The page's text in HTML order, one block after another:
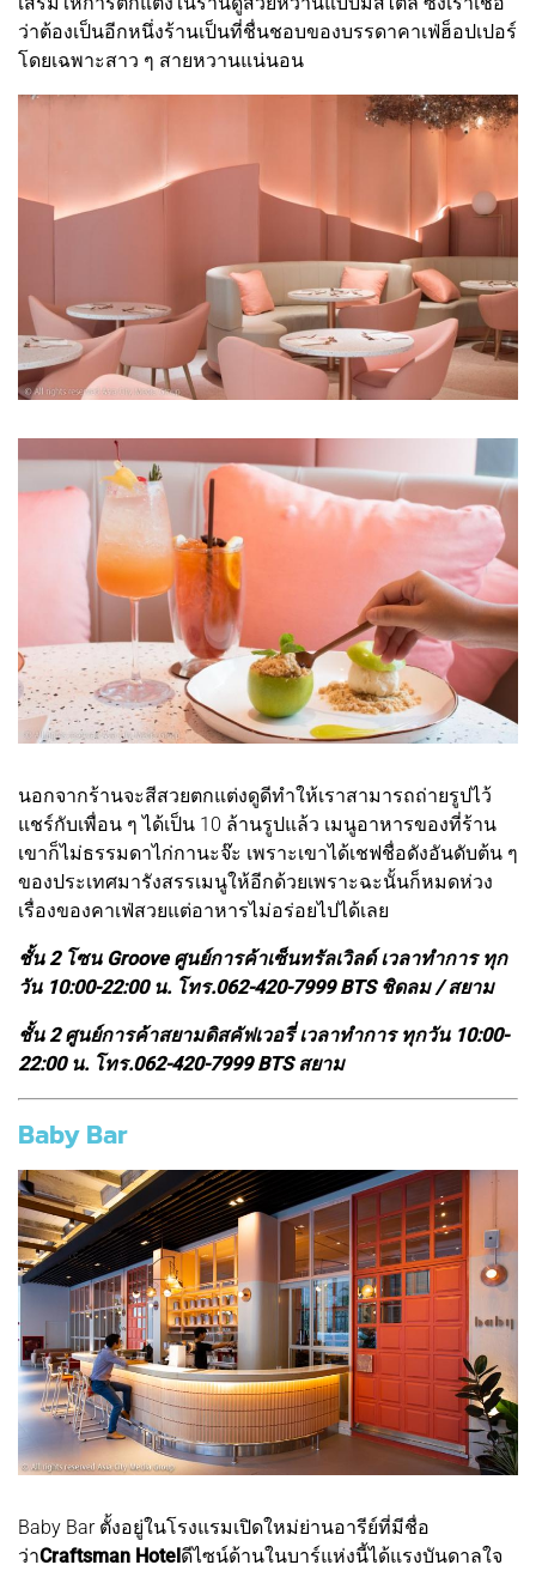
ว่าต้องเป็นอีกหนึ่งร้านเป็นที่ชื่นชอบของบรรดาคาเฟ่ฮ็อปเปอร์
โดยเฉพาะสาว ๆ สายหวานแน่นอน
นอกจากร้านจะสีสวยตกแต่งดูดีทำให้เราสามารถถ่ายรูปไว้
แชร์กับเพื่อน ๆ ได้เป็น 10 ล้านรูปแล้ว เมนูอาหารของที่ร้าน
เขาก็ไม่ธรรมดาไก่กานะจ๊ะ เพราะเขาได้เชฟชื่อดังอันดับต้น ๆ
ของประเทศมารังสรรเมนูให้อีกด้วยเพราะฉะนั้นก็หมดห่วง
เรื่องของคาเฟ่สวยแต่อาหารไม่อร่อยไปได้เลย
ชั้น 2 โซน Groove ศูนย์การค้าเซ็นทรัลเวิลด์ เวลาทำการ ทุก
วัน 10:00-22:00 น. โทร.062-420-7999 BTS ชิดลม / สยาม
ชั้น 2 ศูนย์การค้าสยามดิสคัฟเวอรี่ เวลาทำการ ทุกวัน 10:00-
22:00 น. โทร.062-420-7999 BTS สยาม
Baby Bar
Baby Bar ตั้งอยู่ในโรงแรมเปิดใหม่ย่านอารีย์ที่มีชื่อ
ว่าCraftsman Hotelดีไซน์ด้านในบาร์แห่งนี้ได้แรงบันดาลใจ